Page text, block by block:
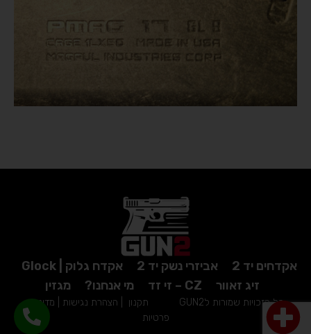
אקדחים יד 2 אביזרי נשק יד 2
אקדח גלוק | Glock
זיג זאוור
CZ – זי זד מי אנחנו? מגזין
כל הזכויות שמורות לGUN2 תקנון הצהרת נגישות
מדיניות
פרטיות